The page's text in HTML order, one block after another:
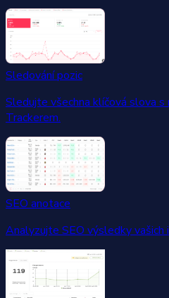
Sledování pozic
Sledujte všechna klíčová slova s
Trackerem.
SEO anotace
Analyzujte SEO výsledky vašich